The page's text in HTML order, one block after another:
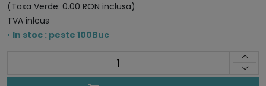
(Taxa Verde: 0.00 RON inclusa)
TVA inlcus
• In stoc : peste 100Buc